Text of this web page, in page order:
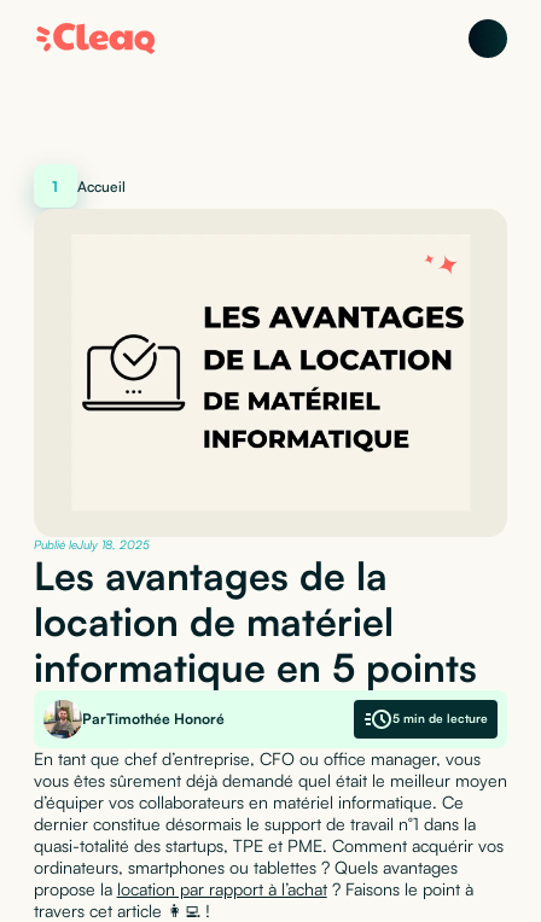
1 Accueil
Publié leJuly 18, 2025
Les avantages de la
location de matériel
informatique en 5 points
ParTimothée Honoré 5 min de lecture
En tant que chef d’entreprise, CFO ou office manager, vous
vous êtes sûrement déjà demandé quel était le meilleur moyen
d’équiper vos collaborateurs en matériel informatique. Ce
dernier constitue désormais le support de travail n°1 dans la
quasi-totalité des startups, TPE et PME. Comment acquérir vos
ordinateurs, smartphones ou tablettes ? Quels avantages
propose la location par rapport à l’achat? Faisons le point à
travers cet article 👩‍💻 !